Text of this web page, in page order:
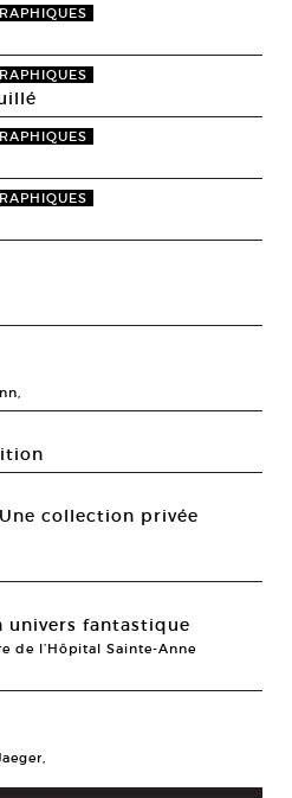
collection privée
univers fantastique
de l’Hôpital Sainte-Anne